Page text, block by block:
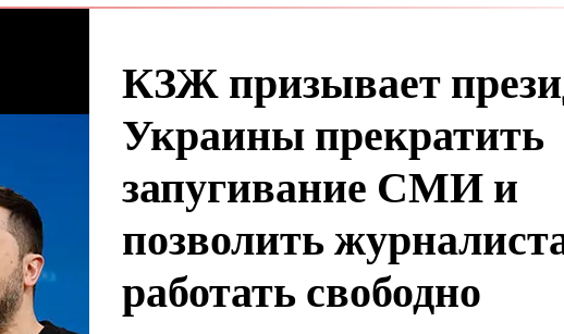
КЗЖ призывает
Украины прекратить
запугивание СМИ и
позволить
работать свободно